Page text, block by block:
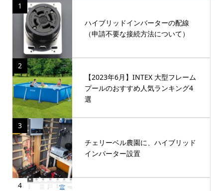
1
ハイブリッドインバーターの配線
（申請不要な接続方法について）
2
【2023年6月】INTEX 大型フレーム
プールのおすすめ人気ランキング4
選
3
チェリーベル農園に、ハイブリッド
インバーター設置
4